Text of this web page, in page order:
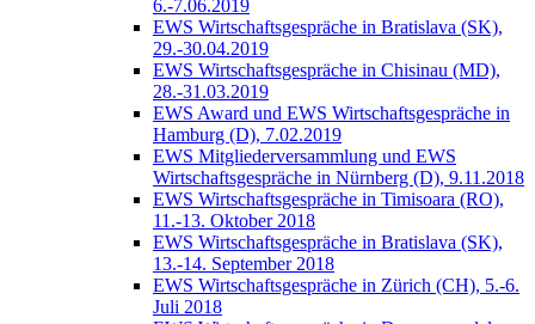
6.-7.06.2019
EWS Wirtschaftsgespräche in Bratislava (SK),
29.-30.04.2019
EWS Wirtschaftsgespräche in Chisinau (MD),
28.-31.03.2019
EWS Award und EWS Wirtschaftsgespräche in
Hamburg (D), 7.02.2019
EWS Mitgliederversammlung und EWS
Wirtschaftsgespräche in Nürnberg (D), 9.11.2018
EWS Wirtschaftsgespräche in Timisoara (RO),
11.-13. Oktober 2018
EWS Wirtschaftsgespräche in Bratislava (SK),
13.-14. September 2018
EWS Wirtschaftsgespräche in Zürich (CH), 5.-6.
Juli 2018